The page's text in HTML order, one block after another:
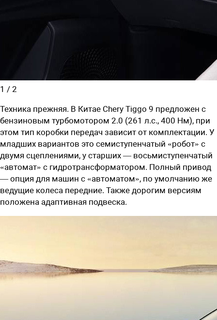
1 / 2
Техника прежняя. В Китае Chery Tiggo 9 предложен с
бензиновым турбомотором 2.0 (261 л.с., 400 Нм), при
этом тип коробки передач зависит от комплектации. У
младших вариантов это семиступенчатый «робот» с
двумя сцеплениями, у старших — восьмиступенчатый
«автомат» с гидротрансформатором. Полный привод
— опция для машин с «автоматом», по умолчанию же
ведущие колеса передние. Также дорогим версиям
положена адаптивная подвеска.